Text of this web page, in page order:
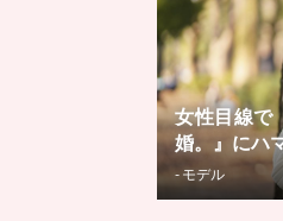
女性目線で
婚。』にハ
- モデル